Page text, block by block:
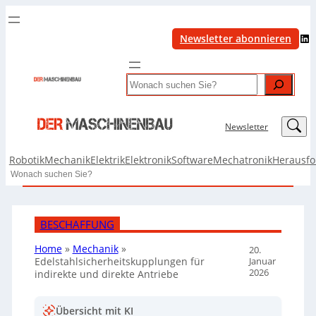
Newsletter abonnieren LinkedIn
Search
Newsletter LinkedIn
RobotikMechanikElektrikElektronikSoftwareMechatronik
Search
BESCHAFFUNG
Home» Mechanik»
Edelstahlsicherheitskupplungen für
indirekte und direkte Antriebe
20.
Januar
2026
Übersicht mit KI